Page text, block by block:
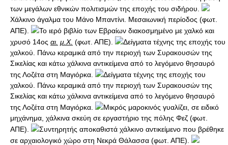
των μεγάλων εθνικών πολιτισμών της εποχής του σιδήρου.
Χάλκινο άγαλμα του Μάνο Μπαντίνι. Μεσαιωνική περίοδος (φωτ.
ΑΠΕ).
Το ιερό βιβλίο των Εβραίων διακοσμημένο με χαλκό και
χρυσό 14ος αι. μ.Χ. (φωτ. ΑΠΕ).
Δείγματα τέχνης της εποχής του
χαλκού. Πάνω κεραμικά από την περιοχή των Συρακουσών της
Σικελίας και κάτω χάλκινα αντικείμενα από το λεγόμενο θησαυρό
της Λοζέτα στη Μαγιόρκα.
Δείγματα τέχνης της εποχής του
χαλκού. Πάνω κεραμικά από την περιοχή των Συρακουσών της
Σικελίας και κάτω χάλκινα αντικείμενα από το λεγόμενο θησαυρό
της Λοζέτα στη Μαγιόρκα.
Μικρός μαροκινός γυαλίζει, σε ειδικό
μηχάνημα, χάλκινα σκεύη σε εργαστήριο της πόλης Φεζ (φωτ.
ΑΠΕ).
Συντηρητής αποκαθιστά χάλκινο αντικείμενο που βρέθηκε
σε αρχαιολογικό χώρο στη Νεκρά Θάλασσα (φωτ. ΑΠΕ).